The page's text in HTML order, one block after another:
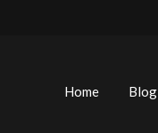
Home Blog